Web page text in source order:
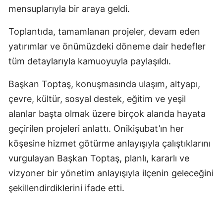
mensuplarıyla bir araya geldi.
Toplantıda, tamamlanan projeler, devam eden
yatırımlar ve önümüzdeki döneme dair hedefler
tüm detaylarıyla kamuoyuyla paylaşıldı.
Başkan Toptaş, konuşmasında ulaşım, altyapı,
çevre, kültür, sosyal destek, eğitim ve yeşil
alanlar başta olmak üzere birçok alanda hayata
geçirilen projeleri anlattı. Onikişubat’ın her
köşesine hizmet götürme anlayışıyla çalıştıklarını
vurgulayan Başkan Toptaş, planlı, kararlı ve
vizyoner bir yönetim anlayışıyla ilçenin geleceğini
şekillendirdiklerini ifade etti.